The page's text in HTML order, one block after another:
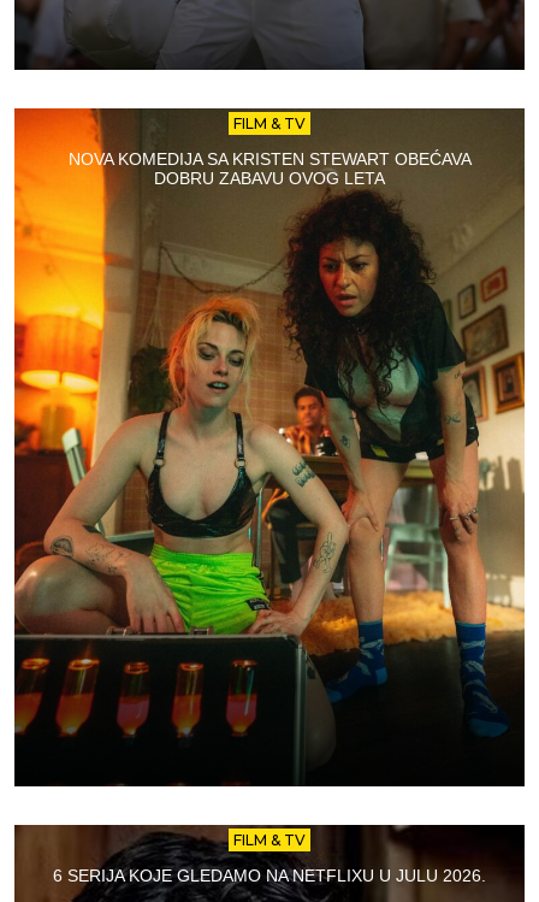
FILM & TV
NOVA KOMEDIJA SA KRISTEN STEWART OBEĆAVA
DOBRU ZABAVU OVOG LETA
FILM & TV
6 SERIJA KOJE GLEDAMO NA NETFLIXU U JULU 2026.